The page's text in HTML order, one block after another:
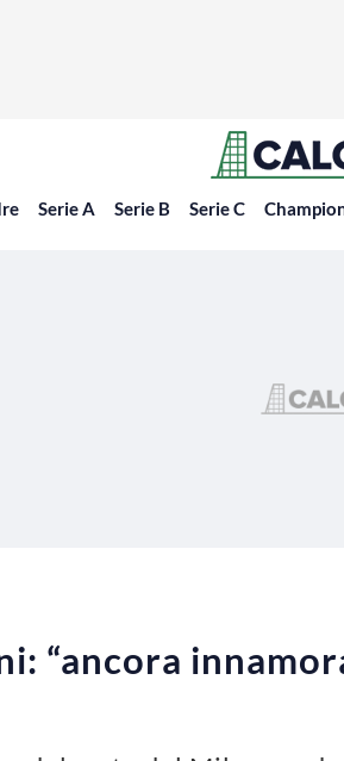
Serie A Serie B Serie C
“ancora